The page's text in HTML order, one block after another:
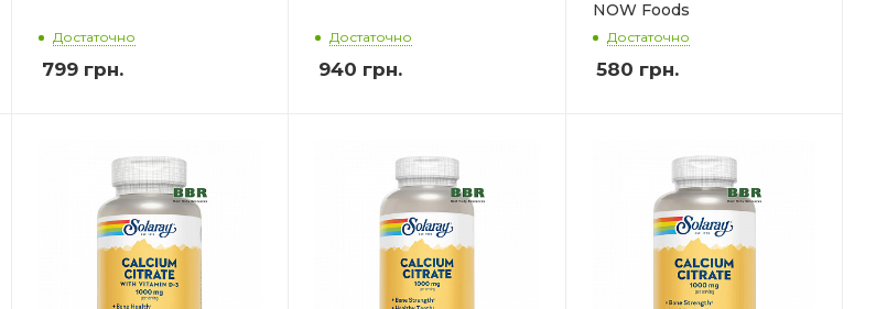
Достаточно
799грн.
Достаточно
940 грн.
NOW Foods
Достаточно
580 грн.